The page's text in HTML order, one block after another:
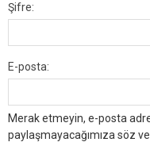
Şifre:
E-posta:
Merak etmeyin, e-posta
paylaşmayacağımıza söz